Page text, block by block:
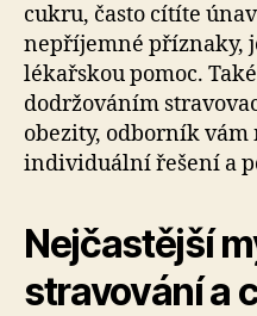
cukru, často cítíte
nepříjemné příznaky,
lékařskou pomoc.
dodržováním
obezity, odborník
individuální řešení a
Nejčastější
stravování a